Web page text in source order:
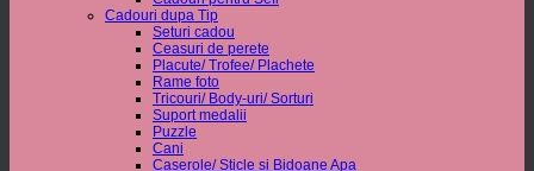
Cadouri dupa Tip
Seturi cadou
Ceasuri de perete
Placute/ Trofee/ Plachete
Rame foto
Tricouri/ Body-uri/ Sorturi
Suport medalii
Puzzle
Cani
Caserole/ Sticle si Bidoane Apa